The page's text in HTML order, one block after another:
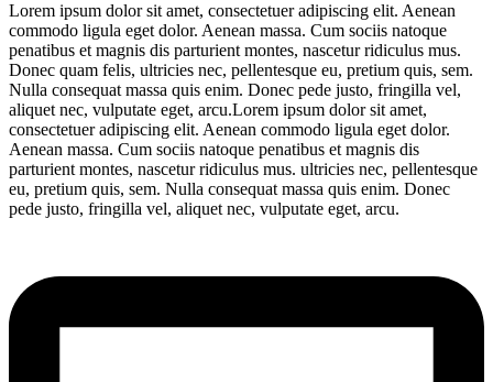
Lorem ipsum dolor sit amet, consectetuer adipiscing elit. Aenean
commodo ligula eget dolor. Aenean massa. Cum sociis natoque
penatibus et magnis dis parturient montes, nascetur ridiculus mus.
Donec quam felis, ultricies nec, pellentesque eu, pretium quis, sem.
Nulla consequat massa quis enim. Donec pede justo, fringilla vel,
aliquet nec, vulputate eget, arcu.Lorem ipsum dolor sit amet,
consectetuer adipiscing elit. Aenean commodo ligula eget dolor.
Aenean massa. Cum sociis natoque penatibus et magnis dis
parturient montes, nascetur ridiculus mus. ultricies nec, pellentesque
eu, pretium quis, sem. Nulla consequat massa quis enim. Donec
pede justo, fringilla vel, aliquet nec, vulputate eget, arcu.